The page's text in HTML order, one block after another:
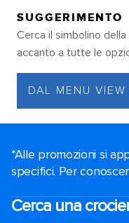
SUGGERIMENTO
Cerca il simbolino
accanto a tutte le
DAL MENU VIEW
*Alle promozioni si
specifici. Per
Cerca una